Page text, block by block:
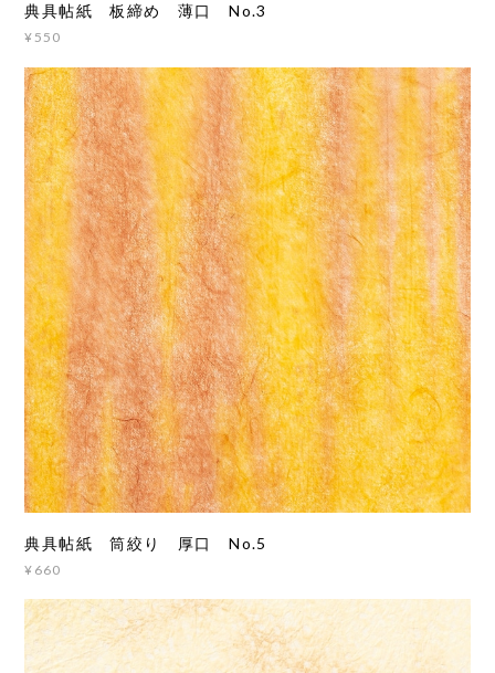
典具帖紙 板締め 薄口 No.3
¥550
典具帖紙 筒絞り 厚口 No.5
¥660